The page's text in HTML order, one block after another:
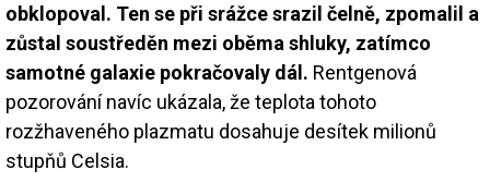
obklopoval. Ten se při srážce srazil čelně, zpomalil a
zůstal soustředěn mezi oběma shluky, zatímco
samotné galaxie pokračovaly dál. Rentgenová
pozorování navíc ukázala, že teplota tohoto
rozžhaveného plazmatu dosahuje desítek milionů
stupňů Celsia.